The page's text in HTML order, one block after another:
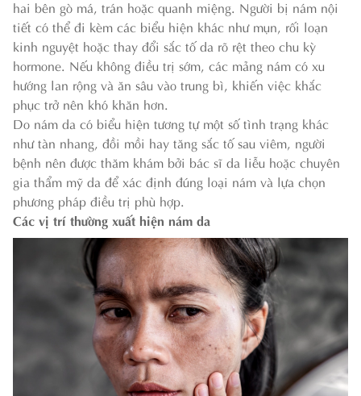
hai bên gò má, trán hoặc quanh miệng. Người bị nám nội
tiết có thể đi kèm các biểu hiện khác như mụn, rối loạn
kinh nguyệt hoặc thay đổi sắc tố da rõ rệt theo chu kỳ
hormone. Nếu không điều trị sớm, các mảng nám có xu
hướng lan rộng và ăn sâu vào trung bì, khiến việc khắc
phục trở nên khó khăn hơn.
Do nám da có biểu hiện tương tự một số tình trạng khác
như tàn nhang, đồi mồi hay tăng sắc tố sau viêm, người
bệnh nên được thăm khám bởi bác sĩ da liễu hoặc chuyên
gia thẩm mỹ da để xác định đúng loại nám và lựa chọn
phương pháp điều trị phù hợp.
Các vị trí thường xuất hiện nám da